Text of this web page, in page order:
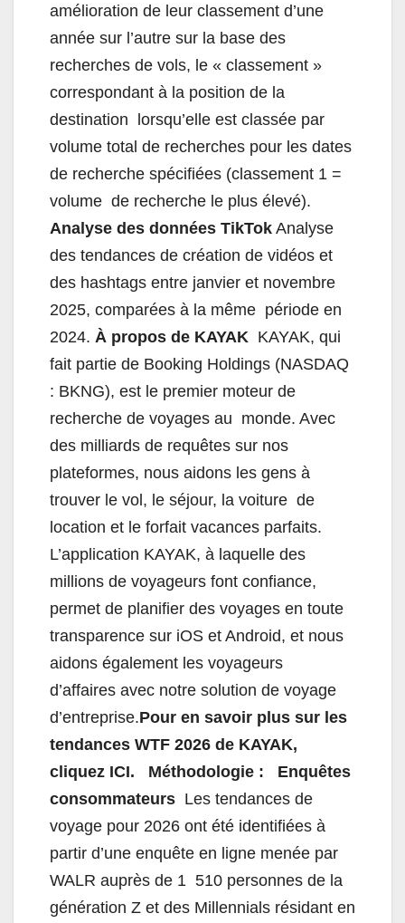
amélioration de leur classement d’une
année sur l’autre sur la base des
recherches de vols, le « classement »
correspondant à la position de la
destination lorsqu’elle est classée par
volume total de recherches pour les dates
de recherche spécifiées (classement 1 =
volume de recherche le plus élevé).
Analyse des données TikTok Analyse
des tendances de création de vidéos et
des hashtags entre janvier et novembre
2025, comparées à la même période en
2024. À propos de KAYAK KAYAK, qui
fait partie de Booking Holdings (NASDAQ
: BKNG), est le premier moteur de
recherche de voyages au monde. Avec
des milliards de requêtes sur nos
plateformes, nous aidons les gens à
trouver le vol, le séjour, la voiture de
location et le forfait vacances parfaits.
L’application KAYAK, à laquelle des
millions de voyageurs font confiance,
permet de planifier des voyages en toute
transparence sur iOS et Android, et nous
aidons également les voyageurs
d’affaires avec notre solution de voyage
d’entreprise.Pour en savoir plus sur les
tendances WTF 2026 de KAYAK,
cliquez ICI.
Méthodologie :
Enquêtes
consommateurs Les tendances de
voyage pour 2026 ont été identifiées à
partir d’une enquête en ligne menée par
WALR auprès de 1 510 personnes de la
génération Z et des Millennials résidant en